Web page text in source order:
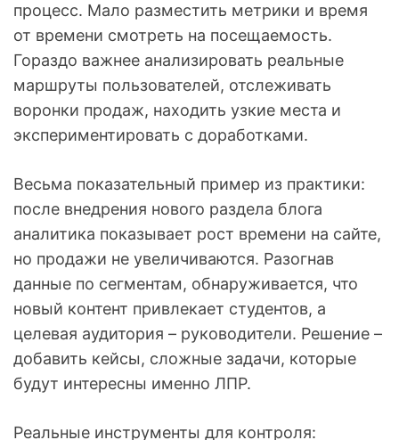
процесс. Мало разместить метрики и время
от времени смотреть на посещаемость.
Гораздо важнее анализировать реальные
маршруты пользователей, отслеживать
воронки продаж, находить узкие места и
экспериментировать с доработками.
Весьма показательный пример из практики:
после внедрения нового раздела блога
аналитика показывает рост времени на сайте,
но продажи не увеличиваются. Разогнав
данные по сегментам, обнаруживается, что
новый контент привлекает студентов, а
целевая аудитория – руководители. Решение –
добавить кейсы, сложные задачи, которые
будут интересны именно ЛПР.
Реальные инструменты для контроля: